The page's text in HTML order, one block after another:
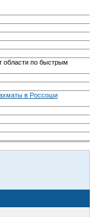
области по быстрым
в Россоши